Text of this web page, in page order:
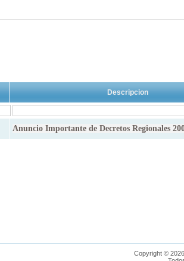
Descripcion
Anuncio Importante de Decretos Regionales
Copyright ©